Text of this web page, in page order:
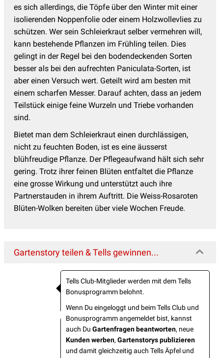
es sich allerdings, die Töpfe über den Winter mit einer
isolierenden Noppenfolie oder einem Holzwollevlies zu
schützen. Wer sein Schleierkraut selber vermehren will,
kann bestehende Pflanzen im Frühling teilen. Dies
gelingt in der Regel bei den bodendeckenden Sorten
besser als bei den aufrechten Paniculata-Sorten, ist
aber einen Versuch wert. Geteilt wird am besten mit
einem scharfen Messer. Darauf achten, dass an jedem
Teilstück einige feine Wurzeln und Triebe vorhanden
sind.
Bietet man dem Schleierkraut einen durchlässigen,
nicht zu feuchten Boden, ist es eine äusserst
blühfreudige Pflanze. Der Pflegeaufwand hält sich sehr
gering. Trotz ihrer feinen Blüten entfaltet die Pflanze
eine grosse Wirkung und unterstützt auch ihre
Partnerstauden in ihrem Auftritt. Die Weiss-Rosaroten
Blüten-Wolken bereiten über viele Wochen Freude.
Gartenstory teilen & Tells gewinnen...
Tells Club-Mitglieder werden mit dem Tells
Bonusprogramm belohnt.
Wenn Du eingeloggt und beim Tells Club und
Bonusprogramm angemeldet bist, kannst
auch Du Gartenfragen beantworten, neue
Kunden werben, Gartenstorys publizieren
und damit gleichzeitig auch Tells Äpfel und